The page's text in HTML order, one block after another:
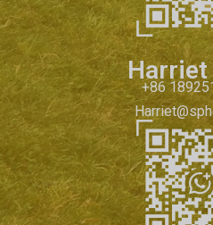
Harriet
+86